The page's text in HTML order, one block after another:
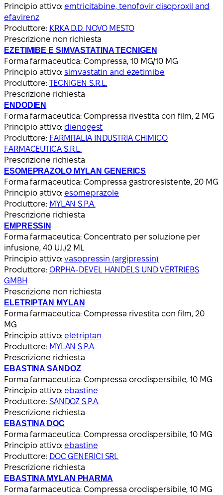
Principio attivo: emtricitabine, tenofovir disoproxil and
efavirenz
Produttore: KRKA D.D. NOVO MESTO
Prescrizione non richiesta
EZETIMIBE E SIMVASTATINA TECNIGEN
Forma farmaceutica: Compressa, 10 MG/10 MG
Principio attivo:simvastatin and ezetimibe
Produttore: TECNIGEN S.R.L.
Prescrizione richiesta
ENDODIEN
Forma farmaceutica: Compressa rivestita con film, 2 MG
Principio attivo: dienogest
Produttore: FARMITALIA INDUSTRIA CHIMICO
FARMACEUTICA S.R.L.
Prescrizione richiesta
ESOMEPRAZOLO MYLAN GENERICS
Forma farmaceutica: Compressa gastroresistente, 20 MG
Principio attivo: esomeprazole
Produttore: MYLAN S.P.A.
Prescrizione richiesta
EMPRESSIN
Forma farmaceutica: Concentrato per soluzione per
infusione, 40 U.I./2 ML
Principio attivo:vasopressin (argipressin)
Produttore: ORPHA-DEVEL HANDELS UND VERTRIEBS
GMBH
Prescrizione non richiesta
ELETRIPTAN MYLAN
Forma farmaceutica: Compressa rivestita con film, 20
MG
Principio attivo: eletriptan
Produttore: MYLAN S.P.A.
Prescrizione richiesta
EBASTINA SANDOZ
Forma farmaceutica: Compressa orodispersibile, 10 MG
Principio attivo: ebastine
Produttore: SANDOZ S.P.A.
Prescrizione richiesta
EBASTINA DOC
Forma farmaceutica: Compressa orodispersibile, 10 MG
Principio attivo: ebastine
Produttore: DOC GENERICI SRL
Prescrizione richiesta
EBASTINA MYLAN PHARMA
Forma farmaceutica: Compressa orodispersibile, 10 MG